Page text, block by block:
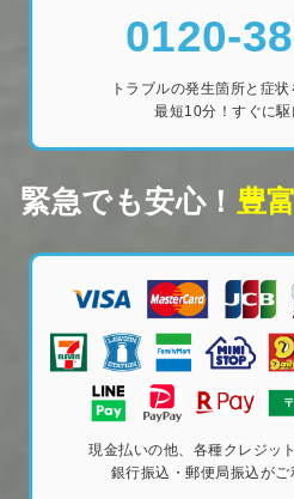
0120-
トラブルの発生箇所と症状
最短10分！すぐに駆
緊急でも安心！ 豊
現金払いの他、各種クレジッ
銀行振込・郵便局振込がご